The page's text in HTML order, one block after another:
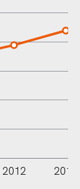
2012 2013